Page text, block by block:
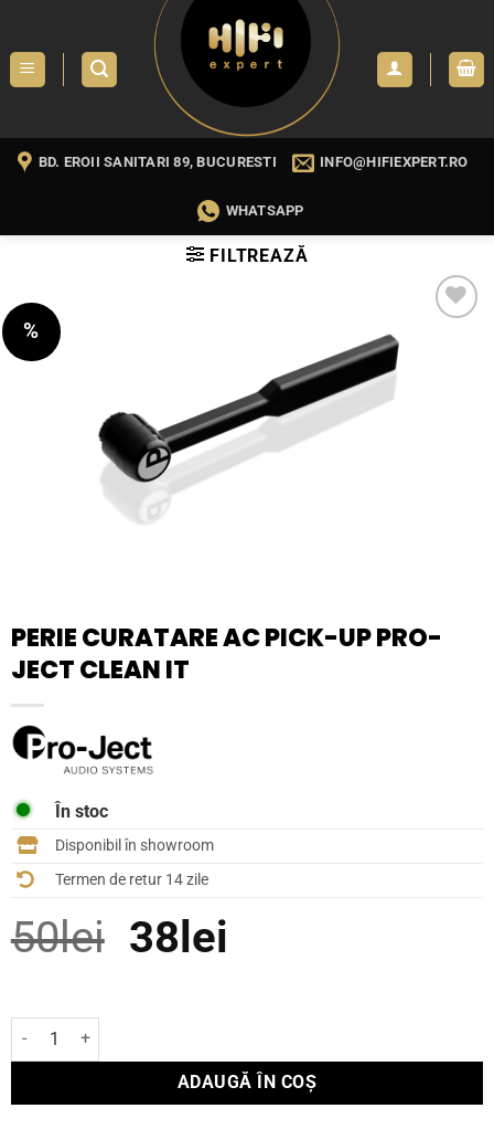
content
BD. EROII SANITARI 89, BUCURESTI INFO@HIFIEXPERT.RO
WHATSAPP
FILTREAZĂ
%
PERIE CURATARE AC PICK-UP PRO-
JECT CLEAN IT
În stoc
Disponibil în showroom
Termen de retur 14 zile
50lei Prețul
fost:
50lei.
38lei
38lei.
Cantitate Perie curatare ac pick-up Pro-Ject Clean It
ADAUGĂ ÎN COȘ